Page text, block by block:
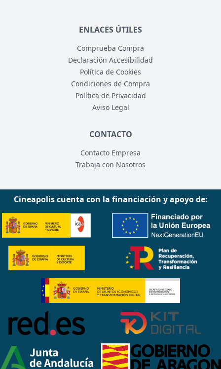
ENLACES ÚTILES
Comprueba Compra
Declaración Accesibilidad
Política de Cookies
Condiciones de Compra
Política de Privacidad
Aviso Legal
CONTACTO
Contacto Empresa
Trabaja con Nosotros
Cineapolis cuenta con la financiación y apoyo de: